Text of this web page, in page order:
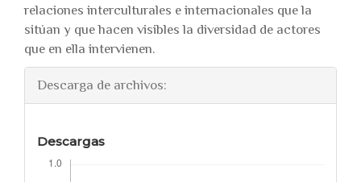
relaciones interculturales e internacionales que la
sitúan y que hacen visibles la diversidad de actores
que en ella intervienen.
Descarga de archivos:
Descargas